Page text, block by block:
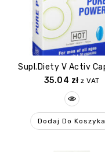
35.04 zł z VAT
Dodaj Do Koszyka